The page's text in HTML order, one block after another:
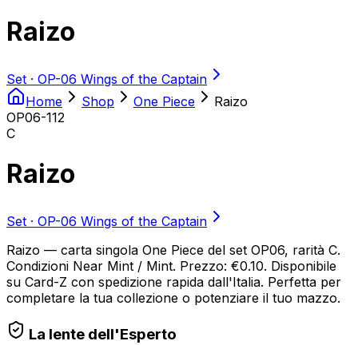
Raizo
Set · OP-06 Wings of the Captain
Home
Shop One Piece
Raizo
OP06-112
C
Raizo
Set · OP-06 Wings of the Captain
Raizo — carta singola One Piece del set OP06, rarità C.
Condizioni Near Mint / Mint. Prezzo: €0.10. Disponibile
su Card-Z con spedizione rapida dall'Italia. Perfetta per
completare la tua collezione o potenziare il tuo mazzo.
La lente dell'Esperto